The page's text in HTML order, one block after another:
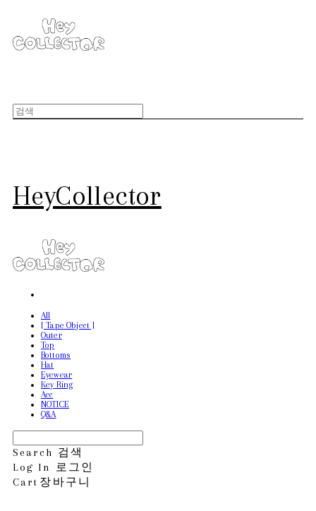
HeyCollector
All
[ Tape Object ]
Outer
Top
Bottoms
Hat
Eyewear
Key Ring
Acc
NOTICE
Q&A
Search 검색
Log In
로그인
Cart 장바구니